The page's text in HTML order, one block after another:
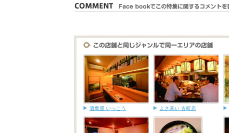
酒肴屋 いっこう よさ来い 古町店